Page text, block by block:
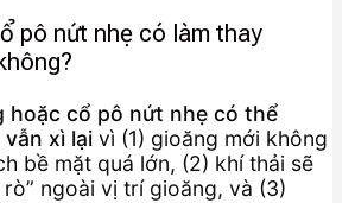
pô nứt nhẹ có làm thay
hoặc cổ pô nứt nhẹ có thể
xì lại vì (1) gioăng mới không
bề mặt quá lớn, (2) khí thải sẽ
ngoài vị trí gioăng, và (3)